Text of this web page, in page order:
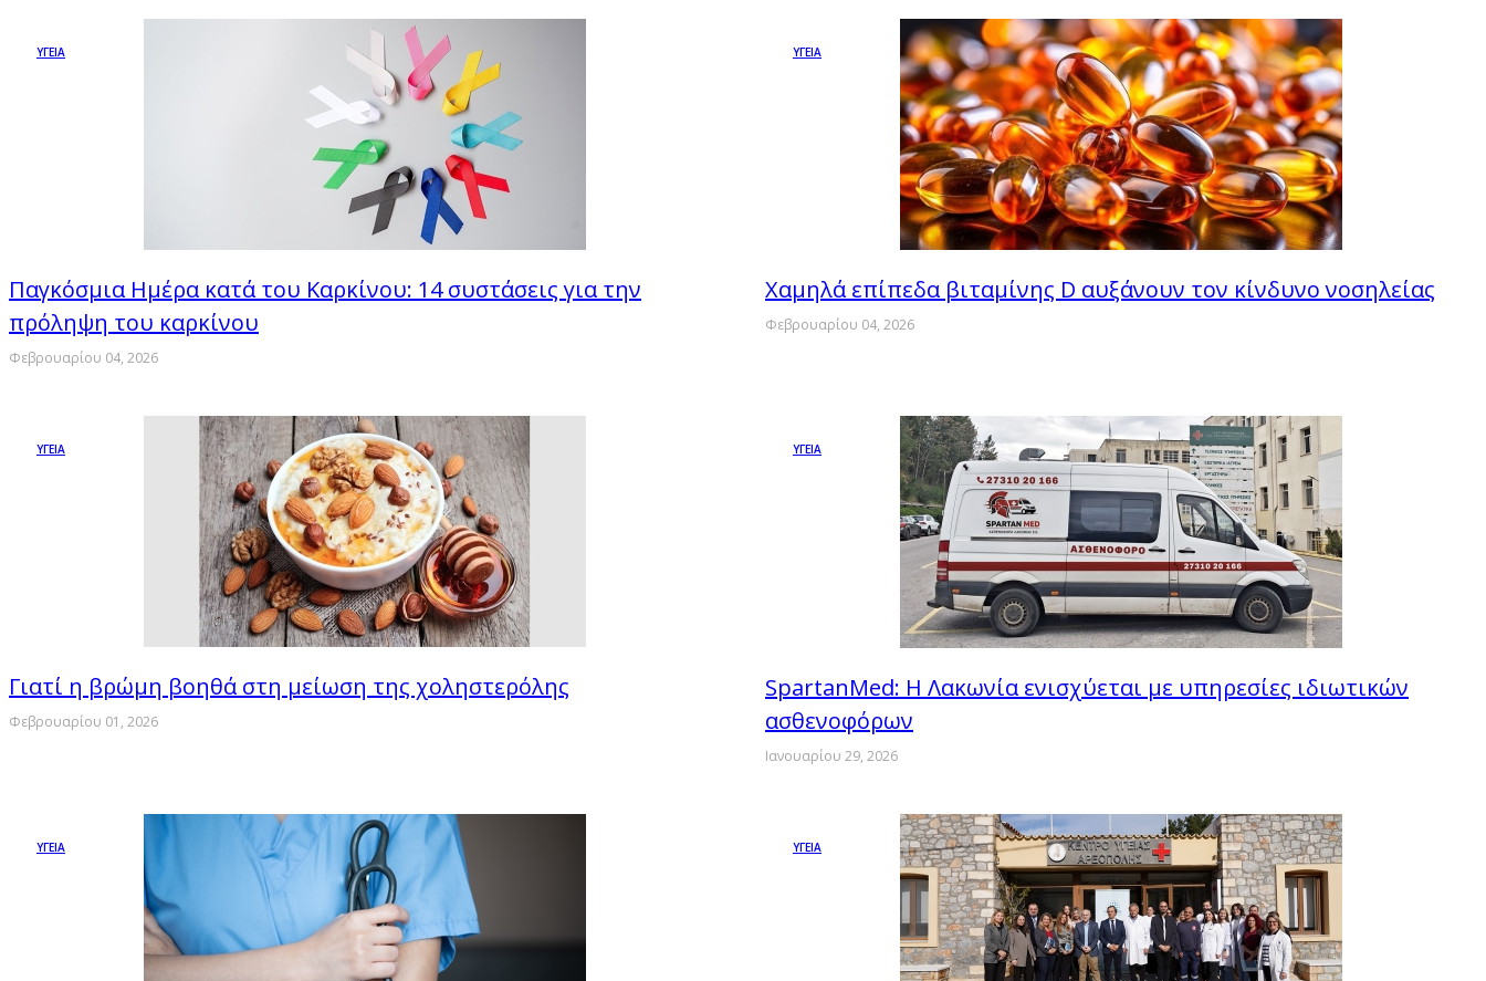
ΥΓΕΙΑ
Παγκόσμια Ημέρα κατά του Καρκίνου: 14 συστάσεις για την
πρόληψη του καρκίνου
Φεβρουαρίου 04, 2026
ΥΓΕΙΑ
Χαμηλά επίπεδα βιταμίνης D αυξάνουν τον κίνδυνο νοσηλείας
Φεβρουαρίου 04, 2026
ΥΓΕΙΑ
Γιατί η βρώμη βοηθά στη μείωση της χοληστερόλης
Φεβρουαρίου 01, 2026
ΥΓΕΙΑ
SpartanMed: Η Λακωνία ενισχύεται με υπηρεσίες ιδιωτικών
ασθενοφόρων
Ιανουαρίου 29, 2026
ΥΓΕΙΑ ΥΓΕΙΑ